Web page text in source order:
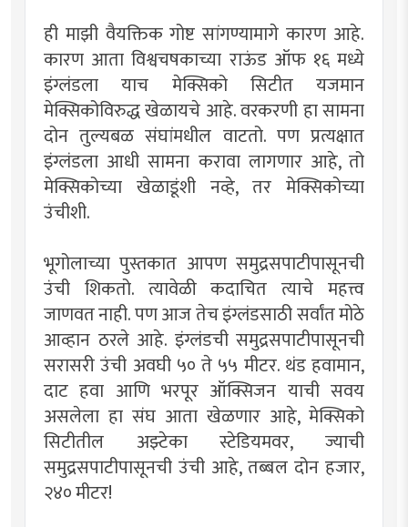
ही माझी वैयक्तिक गोष्ट सांगण्यामागे कारण आहे.
कारण आता विश्वचषकाच्या राऊंड ऑफ १६ मध्ये
इंग्लंडला याच मेक्सिको सिटीत यजमान
मेक्सिकोविरुद्ध खेळायचे आहे. वरकरणी हा सामना
दोन तुल्यबळ संघांमधील वाटतो. पण प्रत्यक्षात
इंग्लंडला आधी सामना करावा लागणार आहे, तो
मेक्सिकोच्या खेळाडूंशी नव्हे, तर मेक्सिकोच्या
उंचीशी.
भूगोलाच्या पुस्तकात आपण समुद्रसपाटीपासूनची
उंची शिकतो. त्यावेळी कदाचित त्याचे महत्त्व
जाणवत नाही. पण आज तेच इंग्लंडसाठी सर्वांत मोठे
आव्हान ठरले आहे. इंग्लंडची समुद्रसपाटीपासूनची
सरासरी उंची अवघी ५० ते ५५ मीटर. थंड हवामान,
दाट हवा आणि भरपूर ऑक्सिजन याची सवय
असलेला हा संघ आता खेळणार आहे, मेक्सिको
सिटीतील अझ्टेका स्टेडियमवर, ज्याची
समुद्रसपाटीपासूनची उंची आहे, तब्बल दोन हजार,
२४० मीटर!